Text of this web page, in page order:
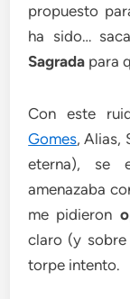
propuesto
ha sido…
Sagrada para
Con este
Gomes, Alias,
eterna), se
amenazaba
me pidieron
claro (y
torpe intento.